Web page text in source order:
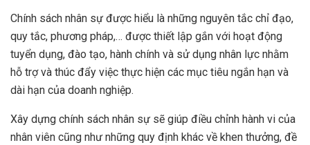
Chính sách nhân sự được hiểu là những nguyên tắc chỉ đạo,
quy tắc, phương pháp,… được thiết lập gắn với hoạt động
tuyển dụng, đào tạo, hành chính và sử dụng nhân lực nhằm
hỗ trợ và thúc đẩy việc thực hiện các mục tiêu ngắn hạn và
dài hạn của doanh nghiệp.
Xây dựng chính sách nhân sự sẽ giúp điều chỉnh hành vi của
nhân viên cũng như những quy định khác về khen thưởng, đề